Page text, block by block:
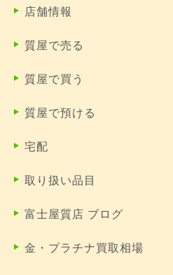
店舗情報
質屋で売る
質屋で買う
質屋で預ける
宅配
取り扱い品目
富士屋質店 ブログ
金・プラチナ買取相場